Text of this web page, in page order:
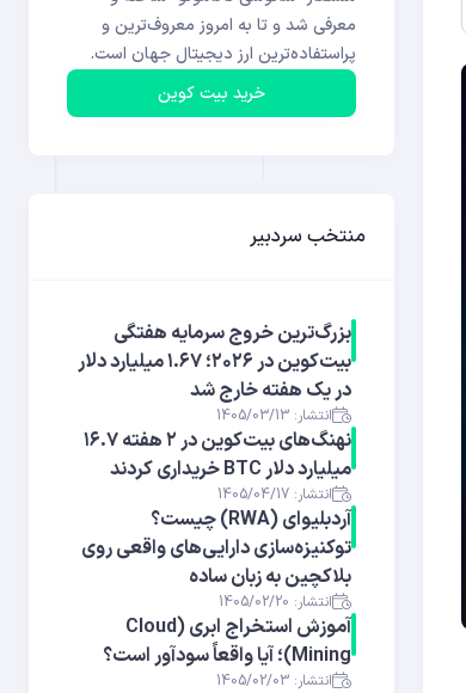
معرفی شد و تا به امروز معروف‌ترین و
پراستفاده‌ترین ارز دیجیتال جهان است.
خرید بیت کوین
منتخب سردبیر
بزرگ‌ترین خروج سرمایه هفتگی
بیت‌کوین در ۲۰۲۶؛ ۱.۶۷ میلیارد دلار
در یک هفته خارج شد
انتشار: 1405/03/13
نهنگ‌های بیت‌کوین در ۲ هفته ۱۶.۷
میلیارد دلار BTC خریداری کردند
انتشار: 1405/04/17
آر‌دبلیوای (RWA) چیست؟
توکنیزه‌سازی دارایی‌های واقعی روی
بلاکچین به زبان ساده
انتشار: 1405/02/20
آموزش استخراج ابری (Cloud
Mining)؛ آیا واقعاً سودآور است؟
انتشار: 1405/02/03